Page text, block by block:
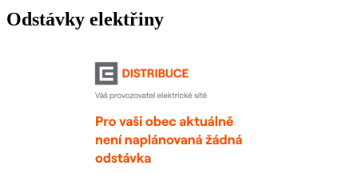
Odstávky elektřiny